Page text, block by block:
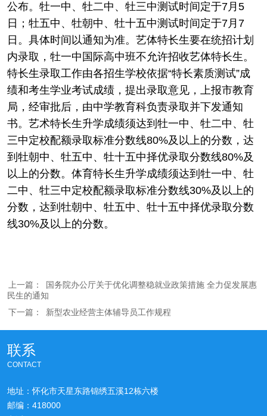
公布。牡一中、牡二中、牡三中测试时间定于7月5
日；牡五中、牡朝中、牡十五中测试时间定于7月7
日。具体时间以通知为准。艺体特长生要在统招计划
内录取，牡一中国际高中班不允许招收艺体特长生。
特长生录取工作由各招生学校依据“特长素质测试”成
绩和考生学业考试成绩，提出录取意见，上报市教育
局，经审批后，由中学教育科负责录取并下发通知
书。艺术特长生升学成绩须达到牡一中、牡二中、牡
三中定校配额录取标准分数线80%及以上的分数，达
到牡朝中、牡五中、牡十五中择优录取分数线80%及
以上的分数。体育特长生升学成绩须达到牡一中、牡
二中、牡三中定校配额录取标准分数线30%及以上的
分数，达到牡朝中、牡五中、牡十五中择优录取分数
线30%及以上的分数。
上一篇：
国务院办公厅关于优化调整稳就业政策措施 全力促发展惠
民生的通知
下一篇：
新型农业经营主体辅导员工作规程
联系
CONTACT
地址：怀化市天星东路锦绣五溪12栋六楼
邮编：418000